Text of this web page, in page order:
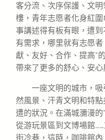
客分流、次序保護、文
樓，青年志愿者化身紅圍
事講述得有板有眼，遭到
有需求，哪里就有志愿
獻、友好、合作、提高”
帶來了更多的舒心、安心
一座文明的城市，吸
然風景、汗青文明和特
遭的狀況。在滿城瀰漫的
從游玩景區到文博場館
街冷巷，這時，咖啡館